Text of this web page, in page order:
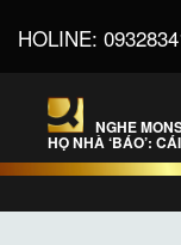
HOLINE:
NGHE
HỌ NHÀ ‘BÁO’: